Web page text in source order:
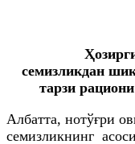
Ҳозирги
семизликдан
тарзи
Албатта, нотўғри
семизликнинг